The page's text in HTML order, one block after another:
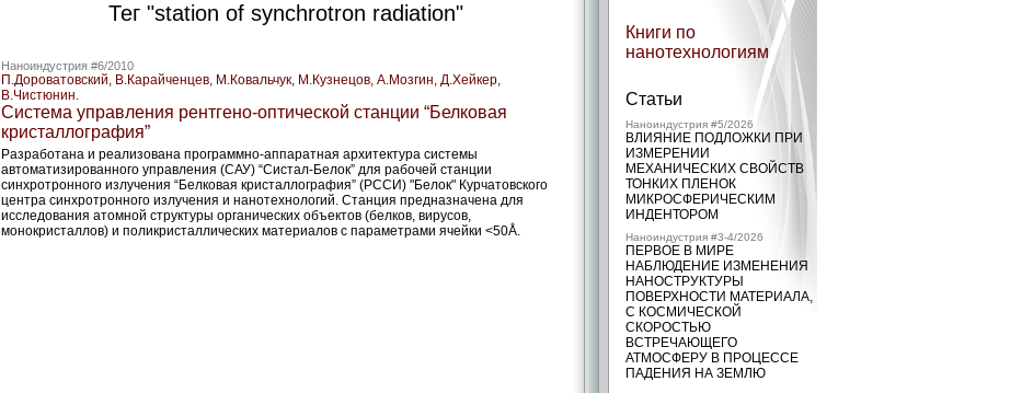
Книги по
нанотехнологиям
Статьи
Наноиндустрия #5/2026
ВЛИЯНИЕ ПОДЛОЖКИ ПРИ
ИЗМЕРЕНИИ
МЕХАНИЧЕСКИХ СВОЙСТВ
ТОНКИХ ПЛЕНОК
МИКРОСФЕРИЧЕСКИМ
ИНДЕНТОРОМ
Наноиндустрия #3-4/2026
ПЕРВОЕ В МИРЕ
НАБЛЮДЕНИЕ ИЗМЕНЕНИЯ
НАНОСТРУКТУРЫ
ПОВЕРХНОСТИ МАТЕРИАЛА,
С КОСМИЧЕСКОЙ
СКОРОСТЬЮ
ВСТРЕЧАЮЩЕГО
АТМОСФЕРУ В ПРОЦЕССЕ
ПАДЕНИЯ НА ЗЕМЛЮ
Тег "station of synchrotron radiation"
Наноиндустрия #6/2010
П.Дороватовский, В.Карайченцев, М.Ковальчук, М.Кузнецов, А.Мозгин, Д.Хейкер,
В.Чистюнин.
Система управления рентгено-оптической станции “Белковая
кристаллография”
Разработана и реализована программно-аппаратная архитектура системы
автоматизированного управления (САУ) “Систал-Белок” для рабочей станции
синхротронного излучения “Белковая кристаллография” (РССИ) "Белок" Курчатовского
центра синхротронного излучения и нанотехнологий. Станция предназначена для
исследования атомной структуры органических объектов (белков, вирусов,
монокристаллов) и поликристаллических материалов с параметрами ячейки <50Å.